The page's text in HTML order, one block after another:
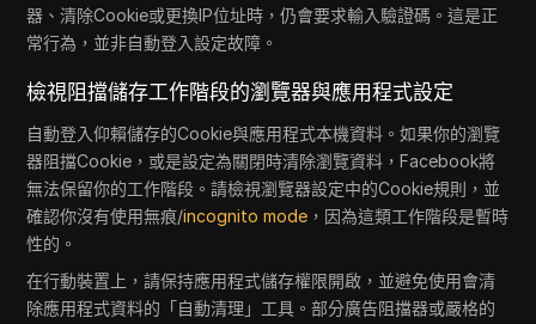
器、清除Cookie或更換IP位址時，仍會要求輸入驗證碼。這是正
常行為，並非自動登入設定故障。
檢視阻擋儲存工作階段的瀏覽器與應用程式設定
自動登入仰賴儲存的Cookie與應用程式本機資料。如果你的瀏覽
器阻擋Cookie，或是設定為關閉時清除瀏覽資料，Facebook將
無法保留你的工作階段。請檢視瀏覽器設定中的Cookie規則，並
確認你沒有使用無痕/incognito mode ，因為這類工作階段是暫時
性的。
在行動裝置上，請保持應用程式儲存權限開啟，並避免使用會清
除應用程式資料的「自動清理」工具。部分廣告阻擋器或嚴格的